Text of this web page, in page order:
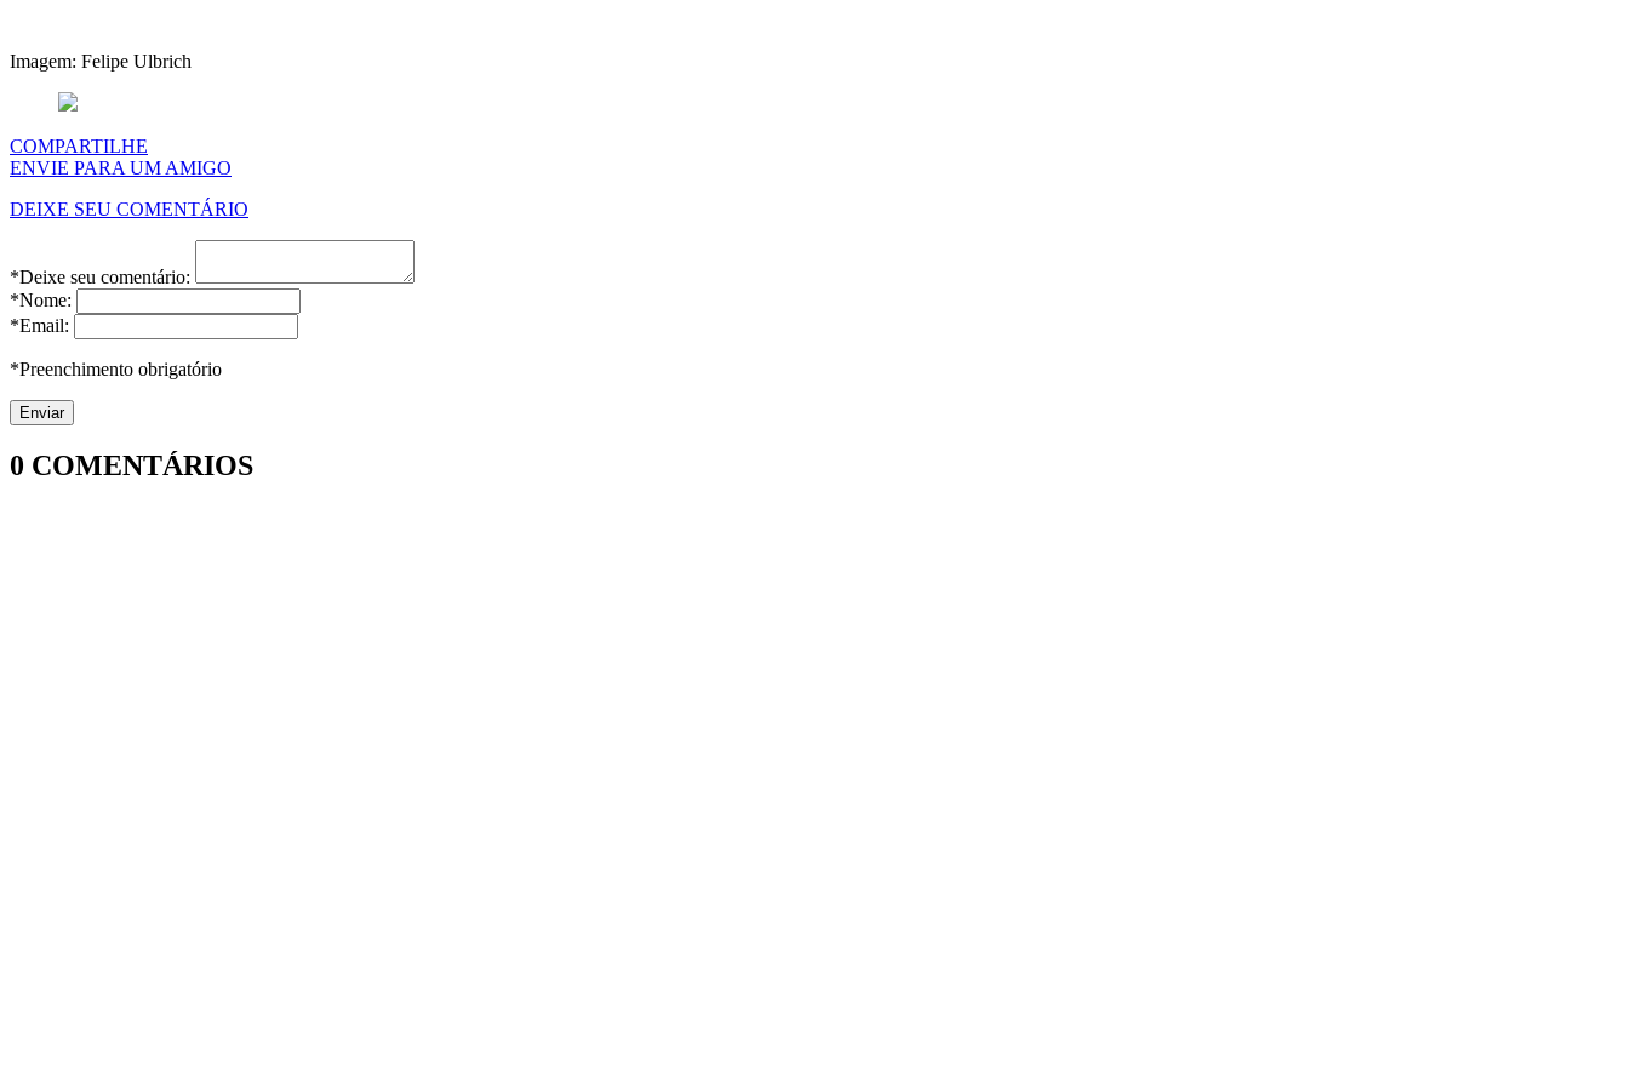
Imagem: Felipe Ulbrich
COMPARTILHE
ENVIE PARA UM AMIGO
DEIXE SEU COMENTÁRIO
*Deixe seu comentário:
*Nome:
*Email:
*Preenchimento obrigatório
0 COMENTÁRIOS